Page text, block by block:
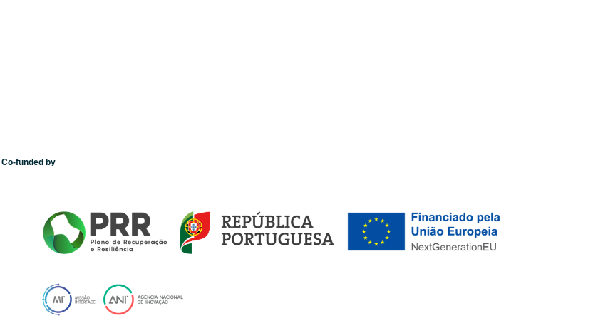
Co-funded by